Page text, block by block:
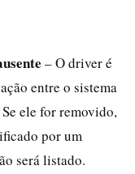
– O driver é
entre o sistema
ele for removido,
por um
será listado.